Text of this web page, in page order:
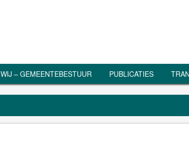
WIJ – GEMEENTEBESTUUR PUBLICATIES